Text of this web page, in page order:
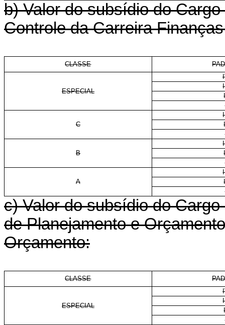
b) Valor do subsídio do
Controle da Carreira
CLASSE
ESPECIAL
C
B
A
c) Valor do subsídio do
de Planejamento e
Orçamento:
CLASSE
ESPECIAL